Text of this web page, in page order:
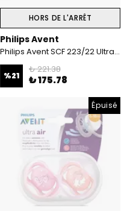
HORS DE L'ARRÊT
Philips Avent
Philips Avent SCF 223/22 Ultra Soft Desenli Emzik 6-18 Ay Kız
%21
₺ 221.38
₺ 175.78
Épuisé